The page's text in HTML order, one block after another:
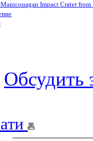
Impact Crater from
Обсудить